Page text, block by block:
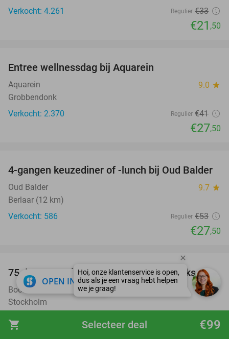
shopping_cart €99
Selecteer deal
Verkocht: 4.261
Regulier €33
€21 ,50
Entree wellnessdag bij Aquarein
Aquarein 9.0 star
Grobbendonk
Verkocht: 2.370
Regulier €41
€27,50
48%
4-gangen keuzediner of -lunch bij Oud Balder
Oud Balder 9.7 star
Berlaar (12 km)
Verkocht: 586
Regulier €53
€27,50
100%
75 dagen gratis luisterboeken en e-books
BookBeat
Stockholm
Verkocht: 39.306
,47
Gratis
OPEN IN APP close